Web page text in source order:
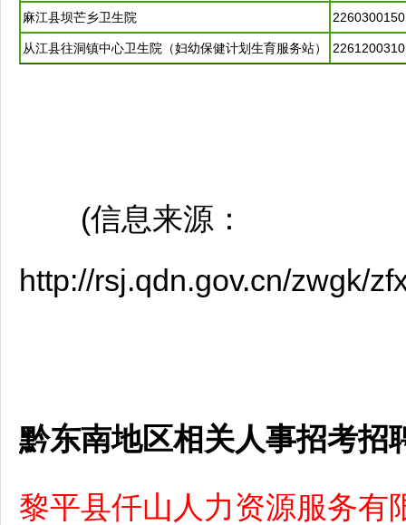
麻江县坝芒乡卫生院
从江县往洞镇中心卫生院（妇幼保健计划生育服务站）
(信息来源：
http://rsj.qdn.gov.cn/zwgk/
黔东南地区相关人事招考招
黎平县仟山人力资源服务有